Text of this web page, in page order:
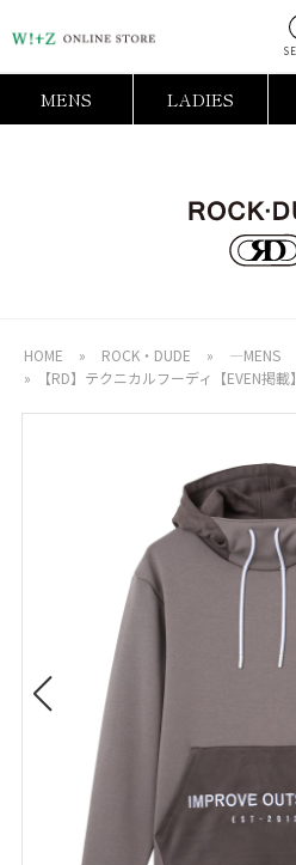
MENS LADIES
HOME » ROCK・DUDE »
―MENS
»
【RD】テクニカルフーディ【EVEN掲載】